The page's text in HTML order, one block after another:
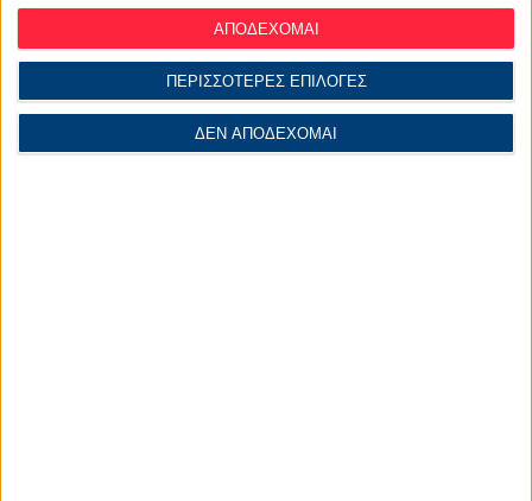
ΠΕΡΙΣΣΟΤΕΡΕΣ ΕΠΙΛΟΓΕΣ
ΔΕΝ ΑΠΟΔΕΧΟΜΑΙ
ΑΠΟΔΕΧΟΜΑΙ